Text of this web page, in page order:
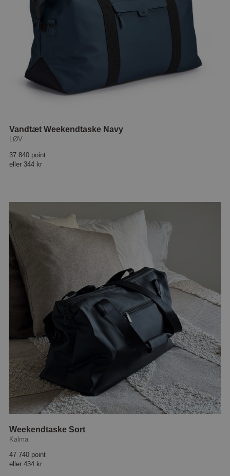
Vandtæt Weekendtaske Navy
LØV
37 840 point
eller 344 kr
Weekendtaske Sort
Kalma
47 740 point
eller 434 kr